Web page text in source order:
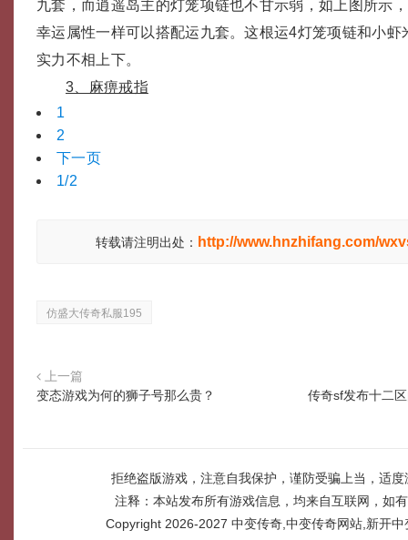
九套，而逍遥岛主的灯笼项链也不甘示弱，如上图所示
幸运属性一样可以搭配运九套。这根运4灯笼项链和小虾
实力不相上下。
3、麻痹戒指
1
2
下一页
1/2
转载请注明出处： http://www.hnzhifang.com/
仿盛大传奇私服195
上一篇
变态游戏为何的狮子号那么贵？
传奇sf发布十二
拒绝盗版游戏，注意自我保护，谨防受骗上当，适
注释：本站发布所有游戏信息，均来自互联网，如
Copyright 2026-2027 中变传奇,中变传奇网站,新开